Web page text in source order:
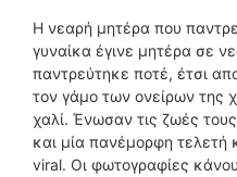
Η νεαρή μητέρα που
γυναίκα έγινε μητέρα σε
παντρεύτηκε ποτέ, έτσι
τον γάμο των ονείρων της
χαλί. Ένωσαν τις ζωές
και μία πανέμορφη τελετή
viral. Οι φωτογραφίες